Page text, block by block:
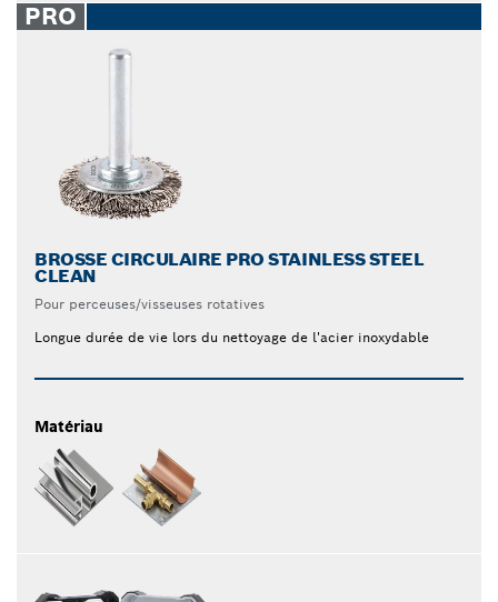
PRO
BROSSE CIRCULAIRE PRO STAINLESS STEEL
CLEAN
Pour perceuses/visseuses rotatives
Longue durée de vie lors du nettoyage de l'acier inoxydable
Matériau